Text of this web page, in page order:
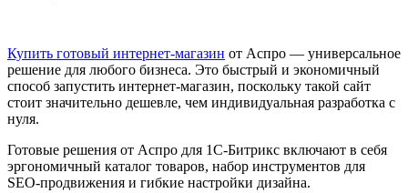
Купить готовый интернет-магазин от Аспро — универсальное
решение для любого бизнеса. Это быстрый и экономичный
способ запустить интернет-магазин, поскольку такой сайт
стоит значительно дешевле, чем индивидуальная разработка с
нуля.
Готовые решения от Аспро для 1С-Битрикс включают в себя
эргономичный каталог товаров, набор инструментов для
SEO-продвижения и гибкие настройки дизайна.